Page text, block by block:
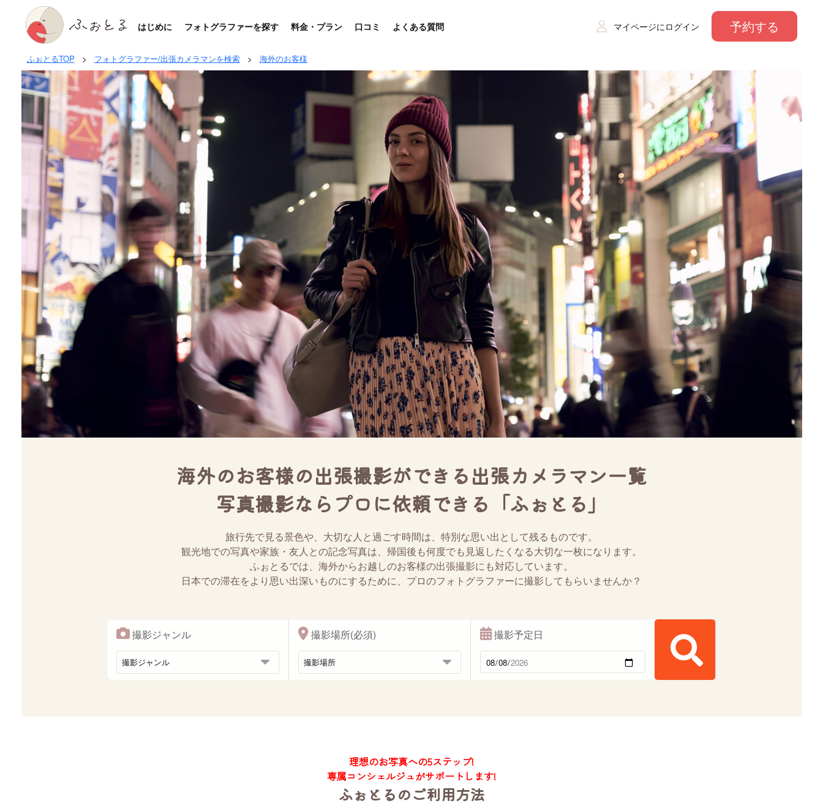
はじめに フォトグラファーを探す 料金・プラン 口コミ よくある質問 マイページにログイン 予約する
ふぉとるTOP > フォトグラファー/出張カメラマンを検索> 海外のお客様
海外のお客様の出張撮影ができる出張カメラマン一覧
写真撮影ならプロに依頼できる「ふぉとる」
旅行先で見る景色や、大切な人と過ごす時間は、特別な思い出として残るものです。
観光地での写真や家族・友人との記念写真は、帰国後も何度でも見返したくなる大切な一枚になります。
ふぉとるでは、海外からお越しのお客様の出張撮影にも対応しています。
日本での滞在をより思い出深いものにするために、プロのフォトグラファーに撮影してもらいませんか？
撮影ジャンル 撮影場所(必須) 撮影予定日
理想のお写真への5ステップ!
専属コンシェルジュがサポートします!
ふぉとるのご利用方法